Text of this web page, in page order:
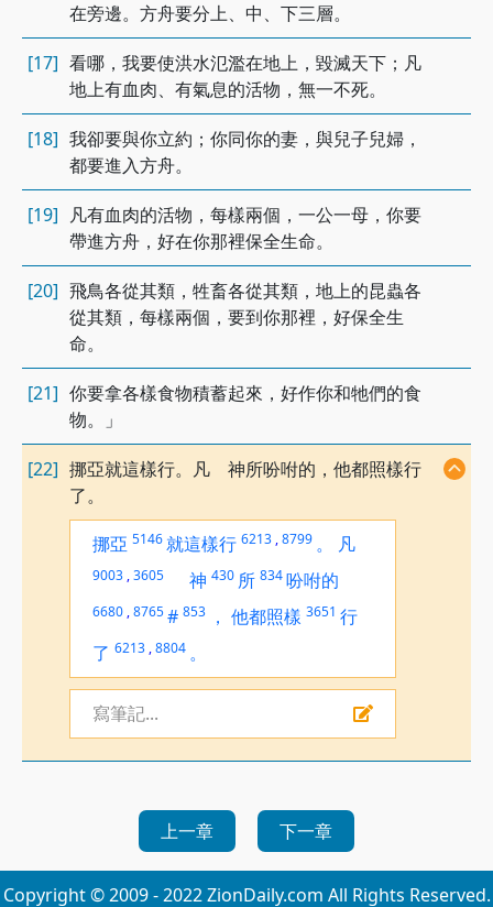
在旁邊。方舟要分上、中、下三層。
[17] 看哪，我要使洪水氾濫在地上，毀滅天下；凡
地上有血肉、有氣息的活物，無一不死。
[18] 我卻要與你立約；你同你的妻，與兒子兒婦，
都要進入方舟。
[19] 凡有血肉的活物，每樣兩個，一公一母，你要
帶進方舟，好在你那裡保全生命。
[20] 飛鳥各從其類，牲畜各從其類，地上的昆蟲各
從其類，每樣兩個，要到你那裡，好保全生
命。
[21] 你要拿各樣食物積蓄起來，好作你和牠們的食
物。」
[22] 挪亞就這樣行。凡 神所吩咐的，他都照樣行
了。
挪亞 5146就這樣行 6213 ,8799 。 凡
9003 ,3605 神 430 所 834吩咐的
6680 ,8765# 853 ， 他都照樣 3651 行
了 6213 ,8804 。
寫筆記...
上一章 下一章
Copyright © 2009 - 2022 ZionDaily.com All Rights Reserved.